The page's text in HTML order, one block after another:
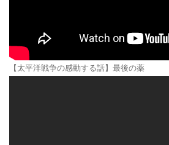
【太平洋戦争の感動する話】最後の薬